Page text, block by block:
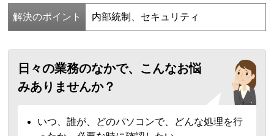
解決のポイント 内部統制、セキュリティ
日々の業務のなかで、こんなお悩
みありませんか？
いつ、誰が、どのパソコンで、どんな処理を行